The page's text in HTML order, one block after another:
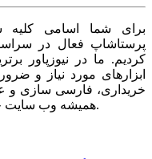
برای شما اسامی کلیه
پرستاشاپ فعال در
کردیم. ما در نیوزپاور
ابزارهای مورد نیاز و
خریداری، فارسی سازی و
همیشه وب سایت خود را بروز و پویا نگه دارید.